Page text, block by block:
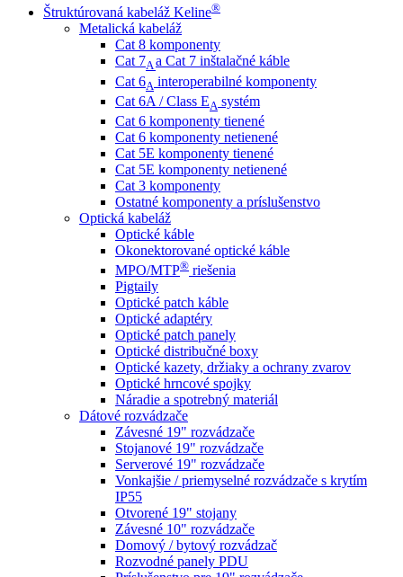
Štruktúrovaná kabeláž Keline®
Metalická kabeláž
Cat 8 komponenty
Cat 7Aa Cat 7 inštalačné káble
Cat 6A interoperabilné komponenty
Cat 6A / Class EA systém
Cat 6 komponenty tienené
Cat 6 komponenty netienené
Cat 5E komponenty tienené
Cat 5E komponenty netienené
Cat 3 komponenty
Ostatné komponenty a príslušenstvo
Optická kabeláž
Optické káble
Okonektorované optické káble
MPO/MTP® ​ riešenia
Pigtaily
Optické patch káble
Optické adaptéry
Optické patch panely
Optické distribučné boxy
Optické kazety, držiaky a ochrany zvarov
Optické hrncové spojky
Náradie a spotrebný materiál
Dátové rozvádzače
Závesné 19" rozvádzače
Stojanové 19" rozvádzače
Serverové 19" rozvádzače
Vonkajšie / priemyselné rozvádzače s krytím
IP55
Otvorené 19" stojany
Závesné 10" rozvádzače
Domový / bytový rozvádzač
Rozvodné panely PDU